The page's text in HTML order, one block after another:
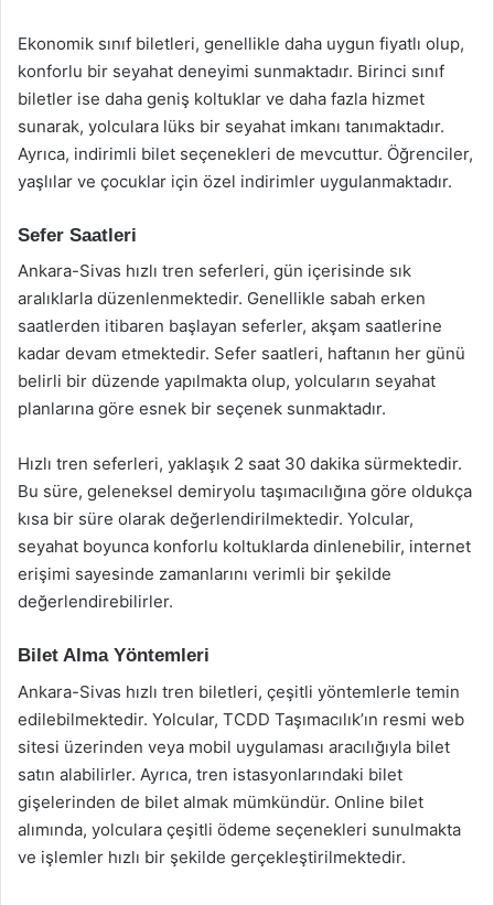
Ekonomik sınıf biletleri, genellikle daha uygun fiyatlı olup,
konforlu bir seyahat deneyimi sunmaktadır. Birinci sınıf
biletler ise daha geniş koltuklar ve daha fazla hizmet
sunarak, yolculara lüks bir seyahat imkanı tanımaktadır.
Ayrıca, indirimli bilet seçenekleri de mevcuttur. Öğrenciler,
yaşlılar ve çocuklar için özel indirimler uygulanmaktadır.
Sefer Saatleri
Ankara-Sivas hızlı tren seferleri, gün içerisinde sık
aralıklarla düzenlenmektedir. Genellikle sabah erken
saatlerden itibaren başlayan seferler, akşam saatlerine
kadar devam etmektedir. Sefer saatleri, haftanın her günü
belirli bir düzende yapılmakta olup, yolcuların seyahat
planlarına göre esnek bir seçenek sunmaktadır.
Hızlı tren seferleri, yaklaşık 2 saat 30 dakika sürmektedir.
Bu süre, geleneksel demiryolu taşımacılığına göre oldukça
kısa bir süre olarak değerlendirilmektedir. Yolcular,
seyahat boyunca konforlu koltuklarda dinlenebilir, internet
erişimi sayesinde zamanlarını verimli bir şekilde
değerlendirebilirler.
Bilet Alma Yöntemleri
Ankara-Sivas hızlı tren biletleri, çeşitli yöntemlerle temin
edilebilmektedir. Yolcular, TCDD Taşımacılık’ın resmi web
sitesi üzerinden veya mobil uygulaması aracılığıyla bilet
satın alabilirler. Ayrıca, tren istasyonlarındaki bilet
gişelerinden de bilet almak mümkündür. Online bilet
alımında, yolculara çeşitli ödeme seçenekleri sunulmakta
ve işlemler hızlı bir şekilde gerçekleştirilmektedir.